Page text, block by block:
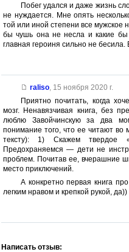
Побег удался и даже жизнь
не нуждается. Мне опять
той или иной степени все мужское
бы чушь она не несла и какие
главная героиня сильно не
raliso, 15 ноября 2020 г.
Приятно почитать, когда
мозг. Ненавязчивая книга, без
люблю Завойчинскую за два
понимание того, что ее читают во
тексту): 1) Скажем твердое
Предохраняемся — дети не
проблем. Почитав ее, вчерашние
место приключений.
А конкретно первая книга
легким нравом и крепкой рукой, да))
Написать отзыв: